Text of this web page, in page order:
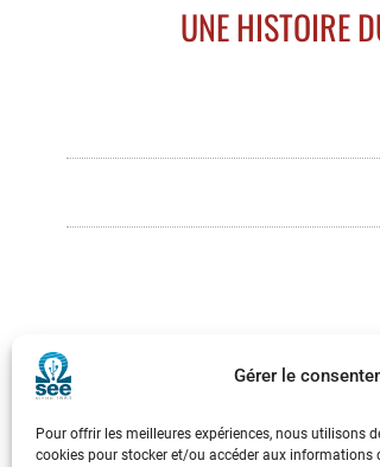
Gérer le
Pour offrir les meilleures expériences, nous utilisons
cookies pour stocker et/ou accéder aux informations
UNE HISTOIRE